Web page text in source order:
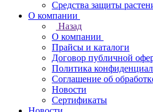
Средства защиты
О компании
Назад
О компании
Прайсы и каталоги
Договор публичной
Политика
Соглашение об
Новости
Сертификаты